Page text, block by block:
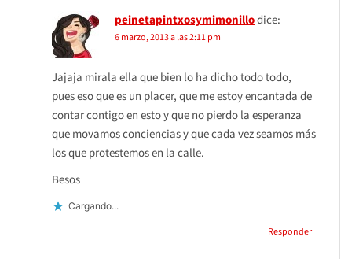
peinetapintxosymimonillodice:
6 marzo, 2013 a las 2:11 pm
Jajaja mirala ella que bien lo ha dicho todo todo,
pues eso que es un placer, que me estoy encantada de
contar contigo en esto y que no pierdo la esperanza
que movamos conciencias y que cada vez seamos más
los que protestemos en la calle.
Besos
Cargando...
Responder